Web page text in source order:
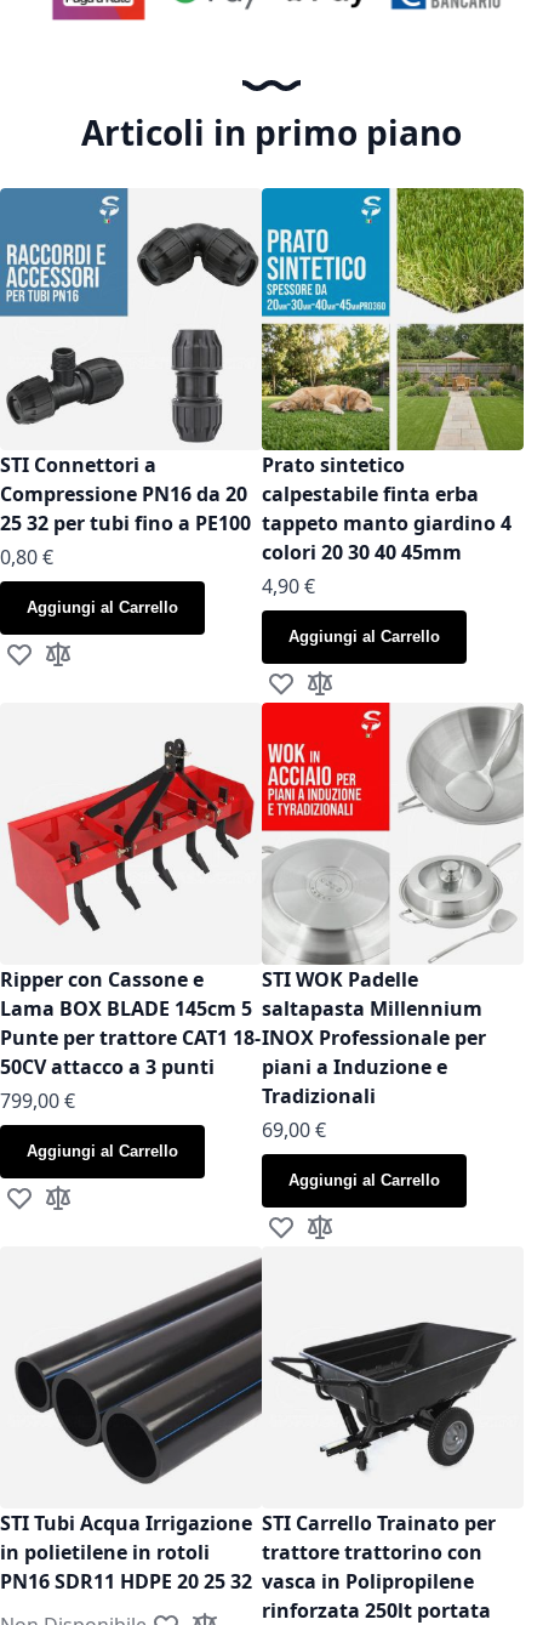
Articoli in primo piano
STI Connettori a
Compressione PN16 da 20
25 32 per tubi fino a PE100
As low as
0,80 €
Aggiungi al Carrello
Aggiungi alla lista desideri
Aggiungi al confronto
Prato sintetico
calpestabile finta erba
tappeto manto giardino 4
colori 20 30 40 45mm
As low as
4,90 €
Aggiungi al Carrello
Aggiungi alla lista desideri
Aggiungi al confronto
Ripper con Cassone e
Lama BOX BLADE 145cm 5
Punte per trattore CAT1 18-
50CV attacco a 3 punti
799,00 €
Aggiungi al Carrello
Aggiungi alla lista desideri
Aggiungi al confronto
STI WOK Padelle
saltapasta Millennium
INOX Professionale per
piani a Induzione e
Tradizionali
As low as
69,00 €
Aggiungi al Carrello
Aggiungi alla lista desideri
Aggiungi al confronto
STI Tubi Acqua Irrigazione
in polietilene in rotoli
PN16 SDR11 HDPE 20 25 32
STI Carrello Trainato per
trattore trattorino con
vasca in Polipropilene
rinforzata 250lt portata